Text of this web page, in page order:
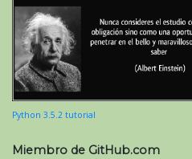
Python 3.5.2 tutorial
Miembro de GitHub.com